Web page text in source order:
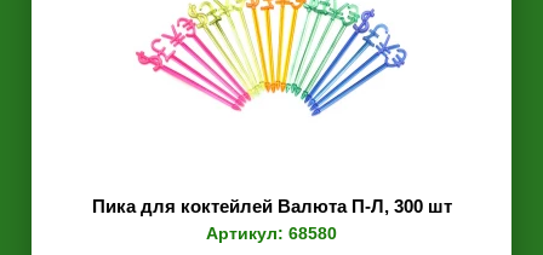
Пика для коктейлей Валюта П-Л, 300 шт
Артикул: 68580